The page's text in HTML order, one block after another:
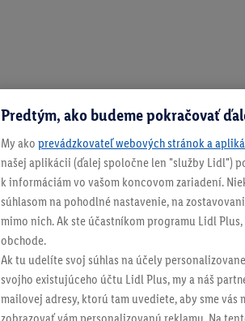
Predtým, ako budeme pokračovať
My ako prevádzkovateľ webových stránok a
našej aplikácii (ďalej spoločne len "služby Lidl")
k informáciám vo vašom koncovom zariadení.
súhlasom na pohodlné nastavenie, na
mimo nich. Ak ste účastníkom programu Lidl
obchode.
Ak tu udelíte svoj súhlas na účely
svojho existujúceho účtu Lidl Plus, my a náš
mailovej adresy, ktorú tam uvediete, aby sme